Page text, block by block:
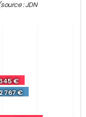
: JDN
€
767 €